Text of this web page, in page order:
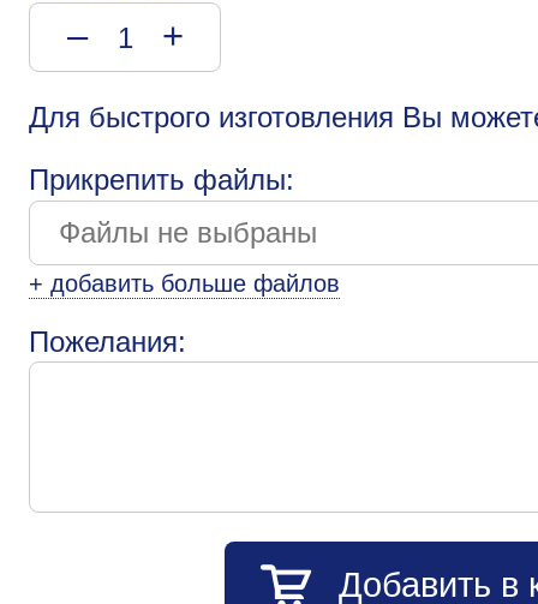
– +
Для быстрого изготовления Вы
Прикрепить файлы:
+ добавить больше файлов
Пожелания:
Добавить в